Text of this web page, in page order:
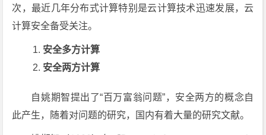
次，最近几年分布式计算特别是云计算技术迅速发展，云
计算安全备受关注。
安全多方计算
安全两方计算
自姚期智提出了“百万富翁问题”，安全两方的概念自
此产生，随着对问题的研究，国内有着大量的研究文献。